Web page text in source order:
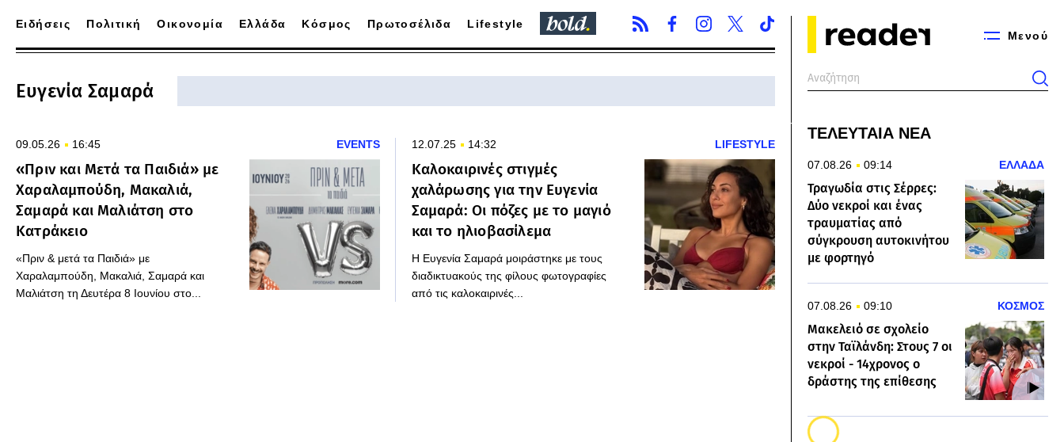
Μενού
Ειδήσεις Πολιτική Οικονομία Ελλάδα Κόσμος Πρωτοσέλιδα Lifestyle
Ευγενία Σαμαρά
09.05.26 16:45 EVENTS
«Πριν και Μετά τα Παιδιά» με
Χαραλαμπούδη, Μακαλιά,
Σαμαρά και Μαλιάτση στο
Κατράκειο
«Πριν & μετά τα Παιδιά» με
Χαραλαμπούδη, Μακαλιά, Σαμαρά και
Μαλιάτση τη Δευτέρα 8 Ιουνίου στο...
12.07.25 14:32 LIFESTYLE
Καλοκαιρινές στιγμές
χαλάρωσης για την Ευγενία
Σαμαρά: Οι πόζες με το μαγιό
και το ηλιοβασίλεμα
Η Ευγενία Σαμαρά μοιράστηκε με τους
διαδικτυακούς της φίλους φωτογραφίες
από τις καλοκαιρινές...
ΤΕΛΕΥΤΑΙΑ ΝΕΑ
07.08.26 09:14 ΕΛΛΑΔΑ
Τραγωδία στις Σέρρες:
Δύο νεκροί και ένας
τραυματίας από
σύγκρουση αυτοκινήτου
με φορτηγό
07.08.26 09:10 ΚΟΣΜΟΣ
Μακελειό σε σχολείο
στην Ταϊλάνδη: Στους 7 οι
νεκροί - 14χρονος ο
δράστης της επίθεσης